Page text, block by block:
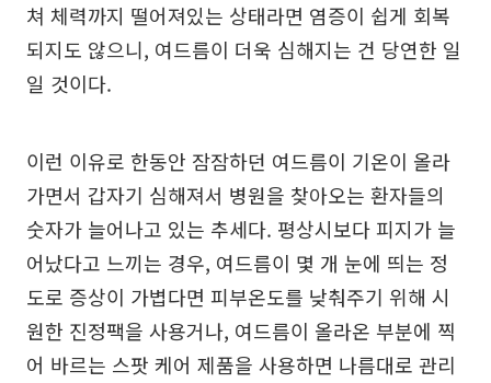
쳐 체력까지 떨어져있는 상태라면 염증이 쉽게 회복
되지도 않으니, 여드름이 더욱 심해지는 건 당연한 일
일 것이다.
이런 이유로 한동안 잠잠하던 여드름이 기온이 올라
가면서 갑자기 심해져서 병원을 찾아오는 환자들의
숫자가 늘어나고 있는 추세다. 평상시보다 피지가 늘
어났다고 느끼는 경우, 여드름이 몇 개 눈에 띄는 정
도로 증상이 가볍다면 피부온도를 낮춰주기 위해 시
원한 진정팩을 사용거나, 여드름이 올라온 부분에 찍
어 바르는 스팟 케어 제품을 사용하면 나름대로 관리